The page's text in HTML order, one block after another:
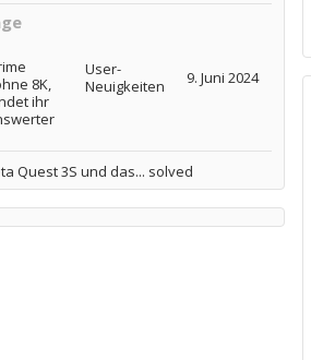
8K,
ihr
User-
Neuigkeiten
9. Juni 2024
Quest 3S und das... solved